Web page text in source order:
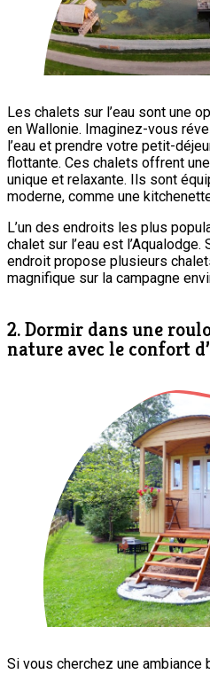
Les chalets sur l’eau sont une
en Wallonie. Imaginez-vous
l’eau et prendre votre petit-
flottante. Ces chalets offrent
unique et relaxante. Ils sont
moderne, comme une
L’un des endroits les plus
chalet sur l’eau est
endroit propose plusieurs
magnifique sur la campagne
2. Dormir dans une
nature avec le confort
Si vous cherchez une ambiance